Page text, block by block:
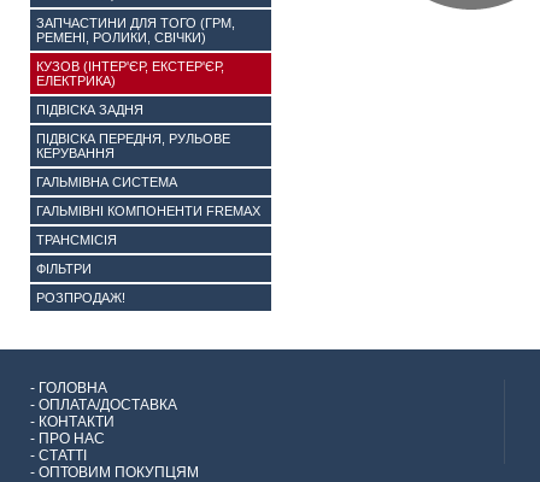
ЗАПЧАСТИНИ ДЛЯ ТОГО (ГРМ,
РЕМЕНІ, РОЛИКИ, СВІЧКИ)
КУЗОВ (ІНТЕР'ЄР, ЕКСТЕР'ЄР,
ЕЛЕКТРИКА)
ПІДВІСКА ЗАДНЯ
ПІДВІСКА ПЕРЕДНЯ, РУЛЬОВЕ
КЕРУВАННЯ
ГАЛЬМІВНА СИСТЕМА
ГАЛЬМІВНІ КОМПОНЕНТИ FREMAX
ТРАНСМІСІЯ
ФІЛЬТРИ
РОЗПРОДАЖ!
- ГОЛОВНА
- ОПЛАТА/ДОСТАВКА
- КОНТАКТИ
- ПРО НАС
- СТАТТІ
- ОПТОВИМ ПОКУПЦЯМ